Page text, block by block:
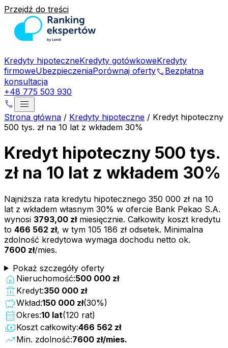
Przejdź do treści
Kredyty hipoteczneKredyty gotówkoweKredyty
firmoweUbezpieczeniaPorównaj ofertyphone Bezpłatna
konsultacja
+48 775 503 930
phone menu
Strona główna / Kredyty hipoteczne / Kredyt hipoteczny
500 tys. zł na 10 lat z wkładem 30%
Kredyt hipoteczny 500 tys.
zł na 10 lat z wkładem 30%
Najniższa rata kredytu hipotecznego 350 000 zł na 10
lat z wkładem własnym 30% w ofercie Bank Pekao S.A.
wynosi 3793,00 złmiesięcznie. Całkowity koszt kredytu
to 466 562 zł, w tym 105 186 zł odsetek. Minimalna
zdolność kredytowa wymaga dochodu netto ok.
7600 zł/mies.
Pokaż szczegóły oferty
home Nieruchomość:500 000 zł
account_balance Kredyt:350 000 zł
savingsWkład:150 000 zł(30%)
calendar_month Okres:10 lat(120 rat)
paymentsKoszt całkowity:466 562 zł
trending_up Min. zdolność:7600 zł/mies.